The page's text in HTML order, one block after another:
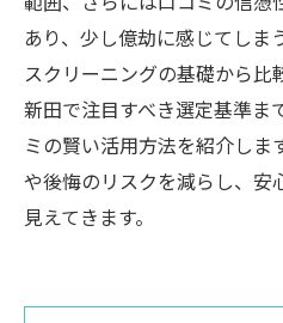
あり、少し億劫に感じてしま
スクリーニングの基礎から比
新田で注目すべき選定基準ま
ミの賢い活用方法を紹介しま
や後悔のリスクを減らし、安
見えてきます。